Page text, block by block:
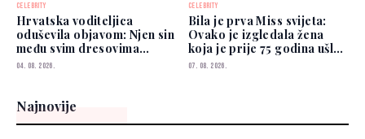
CELEBRITY
Hrvatska voditeljica
oduševila objavom: Njen sin
među svim dresovima
izabrao Zmajeve
04. 08. 2026.
CELEBRITY
Bila je prva Miss svijeta:
Ovako je izgledala žena
koja je prije 75 godina ušla
u historiju
07. 08. 2026.
Najnovije